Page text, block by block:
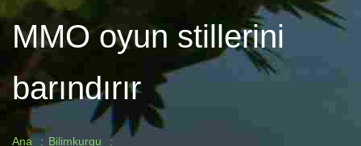
MMO oyun stillerini
barındırır
Ana
Bilimkurgu